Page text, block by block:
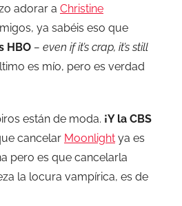
adorar a Christine
ya sabéis eso que
HBO – even if it’s crap, it’s still
es mío, pero es verdad
están de moda. ¡Y la CBS
cancelar Moonlight ya es
pero es que cancelarla
la locura vampírica, es de